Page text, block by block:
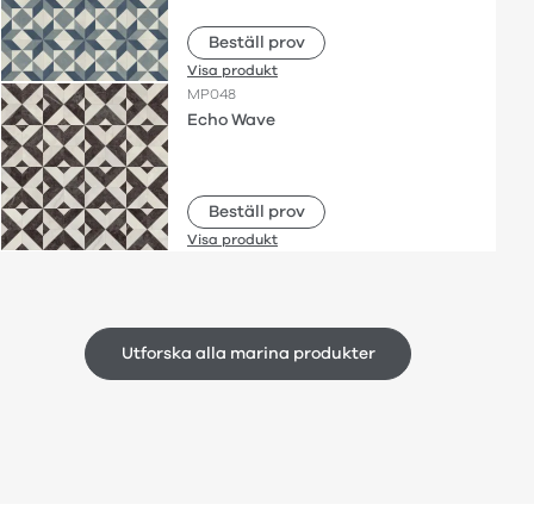
Beställ prov
Visa produkt
MP048
Echo Wave
Beställ prov
Visa produkt
Utforska alla marina produkter